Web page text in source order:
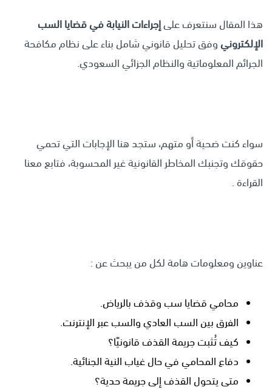
هذا المقال سنتعرف علىإجراءات النيابة في قضايا السب
الإلكترونيوفق تحليل قانوني شامل بناء على نظام مكافحة
الجرائم المعلوماتية والنظام الجزائي السعودي.
سواء كنت ضحية أو متهم، ستجد هنا الإجابات التي تحمي
حقوقك وتجنبك المخاطر القانونية غير المحسوبة، فتابع معنا
القراءة .
عناوين ومعلومات هامة لكل من يبحث عن :
محامي قضايا سب وقذف بالرياض.
الفرق بين السب العادي والسب عبر الإنترنت.
كيف تُثبت جريمة القذف قانونيًا؟
دفاع المحامي في حال غياب النية الجنائية.
متى يتحول القذف إلى جريمة حدية؟